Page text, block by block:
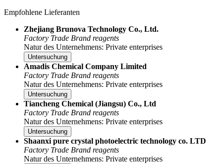
Empfohlene Lieferanten
Zhejiang Brunova Technology Co., Ltd.
Factory Trade Brand reagents
Natur des Unternehmens: Private enterprises
Untersuchung
Amadis Chemical Company Limited
Factory Trade Brand reagents
Natur des Unternehmens: Private enterprises
Untersuchung
Tiancheng Chemical (Jiangsu) Co., Ltd
Factory Trade Brand reagents
Natur des Unternehmens: Private enterprises
Untersuchung
Shaanxi pure crystal photoelectric technology co. LTD
Factory Trade Brand reagents
Natur des Unternehmens: Private enterprises